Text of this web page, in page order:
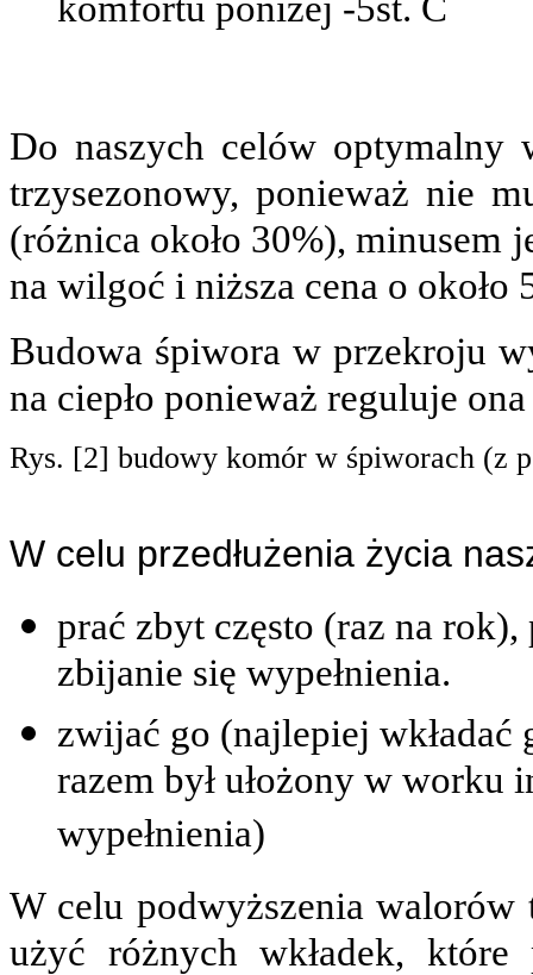
komfortu poniżej -5st. C
Do naszych celów
trzysezonowy, ponieważ nie
(różnica około 30%), minusem
na wilgoć i niższa cena o około
Budowa śpiwora w przekroju
na ciepło ponieważ reguluje
Rys. [2] budowy komór w śpiworach (z
W celu przedłużenia życia
prać zbyt często (raz na
zbijanie się wypełnienia.
zwijać go (najlepiej
razem był ułożony w worku
wypełnienia)
W celu podwyższenia walorów
użyć różnych wkładek,